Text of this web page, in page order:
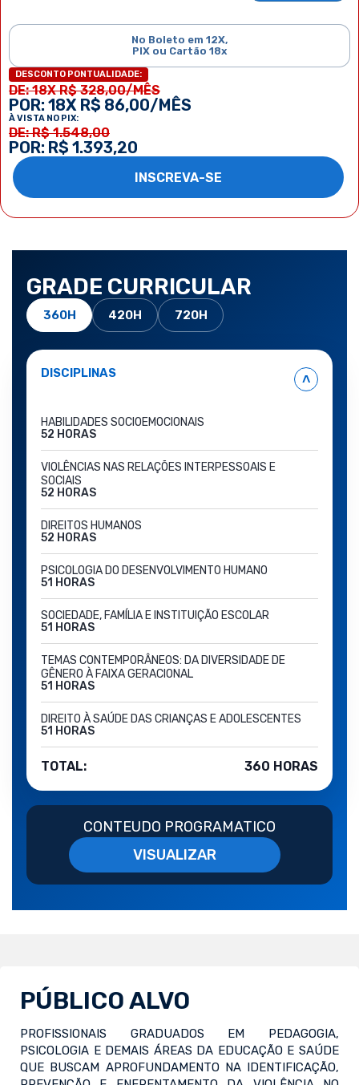
No Boleto em 12X,
PIX ou Cartão 18x
DESCONTO PONTUALIDADE:
DE: 18X R$ 328,00/MÊS
POR: 18X R$ 86,00/MÊS
À VISTA NO PIX:
DE: R$ 1.548,00
POR: R$ 1.393,20
INSCREVA-SE
GRADE CURRICULAR
360H 420H 720H
DISCIPLINAS ˄
HABILIDADES SOCIOEMOCIONAIS
52 HORAS
VIOLÊNCIAS NAS RELAÇÕES INTERPESSOAIS E
SOCIAIS
52 HORAS
DIREITOS HUMANOS
52 HORAS
PSICOLOGIA DO DESENVOLVIMENTO HUMANO
51 HORAS
SOCIEDADE, FAMÍLIA E INSTITUIÇÃO ESCOLAR
51 HORAS
TEMAS CONTEMPORÂNEOS: DA DIVERSIDADE DE
GÊNERO À FAIXA GERACIONAL
51 HORAS
DIREITO À SAÚDE DAS CRIANÇAS E ADOLESCENTES
51 HORAS
TOTAL: 360 HORAS
CONTEUDO PROGRAMATICO
VISUALIZAR
PÚBLICO ALVO
PROFISSIONAIS GRADUADOS EM PEDAGOGIA,
PSICOLOGIA E DEMAIS ÁREAS DA EDUCAÇÃO E SAÚDE
QUE BUSCAM APROFUNDAMENTO NA IDENTIFICAÇÃO,